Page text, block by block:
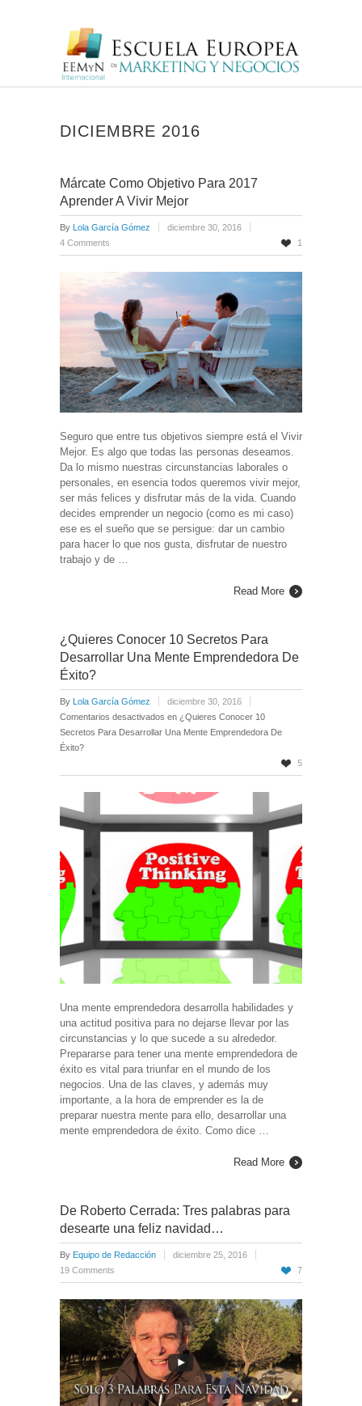
DICIEMBRE 2016
Márcate Como Objetivo Para 2017
Aprender A Vivir Mejor
By Lola García Gómez
diciembre 30, 2016
4 Comments
1
Seguro que entre tus objetivos siempre está el Vivir
Mejor. Es algo que todas las personas deseamos.
Da lo mismo nuestras circunstancias laborales o
personales, en esencia todos queremos vivir mejor,
ser más felices y disfrutar más de la vida. Cuando
decides emprender un negocio (como es mi caso)
ese es el sueño que se persigue: dar un cambio
para hacer lo que nos gusta, disfrutar de nuestro
trabajo y de …
Read More
¿Quieres Conocer 10 Secretos Para
Desarrollar Una Mente Emprendedora De
Éxito?
By Lola García Gómez
diciembre 30, 2016
Comentarios desactivados en ¿Quieres Conocer 10
Secretos Para Desarrollar Una Mente Emprendedora De
Éxito?
5
Una mente emprendedora desarrolla habilidades y
una actitud positiva para no dejarse llevar por las
circunstancias y lo que sucede a su alrededor.
Prepararse para tener una mente emprendedora de
éxito es vital para triunfar en el mundo de los
negocios. Una de las claves, y además muy
importante, a la hora de emprender es la de
preparar nuestra mente para ello, desarrollar una
mente emprendedora de éxito. Como dice …
Read More
De Roberto Cerrada: Tres palabras para
desearte una feliz navidad…
By Equipo de Redacción
diciembre 25, 2016
19 Comments
7